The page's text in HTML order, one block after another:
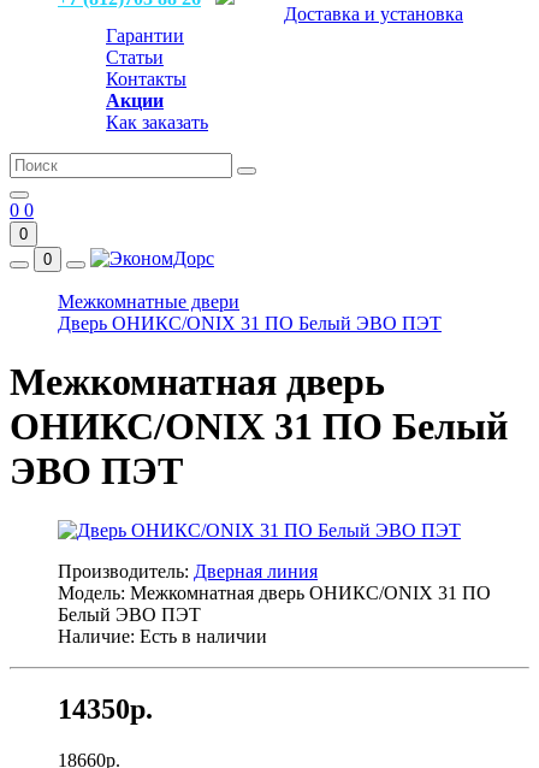
Доставка и установка
Гарантии
Статьи
Контакты
Акции
Как заказать
0 0
0
0
Межкомнатные двери
Дверь ОНИКС/ONIX 31 ПО Белый ЭВО ПЭТ
Межкомнатная дверь
ОНИКС/ONIX 31 ПО Белый
ЭВО ПЭТ
Производитель: Дверная линия
Модель: Межкомнатная дверь ОНИКС/ONIX 31 ПО
Белый ЭВО ПЭТ
Наличие: Есть в наличии
14350р.
18660р.